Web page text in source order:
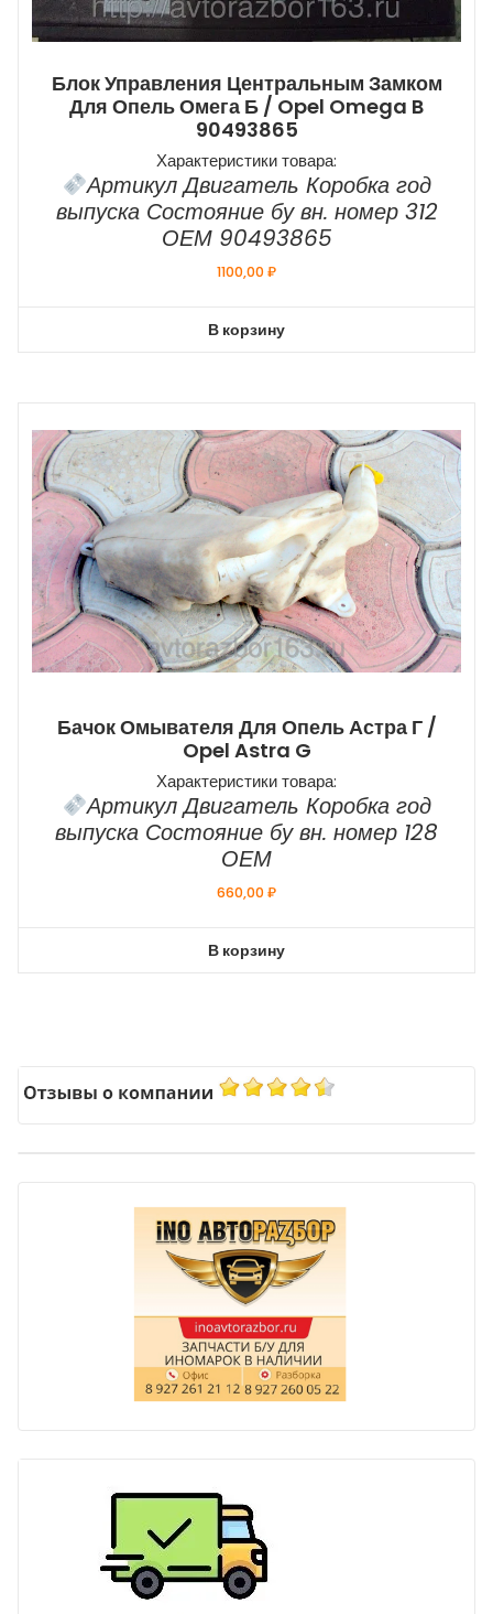
Блок Управления Центральным Замком
Для Опель Омега Б / Opel Omega B
90493865
Характеристики товара:
Артикул Двигатель Коробка год
выпуска Состояние бу вн. номер 312
ОЕМ 90493865
1100,00₽
В корзину
Бачок Омывателя Для Опель Астра Г /
Opel Astra G
Характеристики товара:
Артикул Двигатель Коробка год
выпуска Состояние бу вн. номер 128
ОЕМ
660,00₽
В корзину